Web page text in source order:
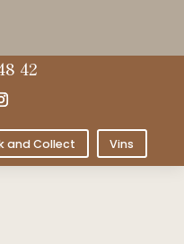
42
and Collect Vins